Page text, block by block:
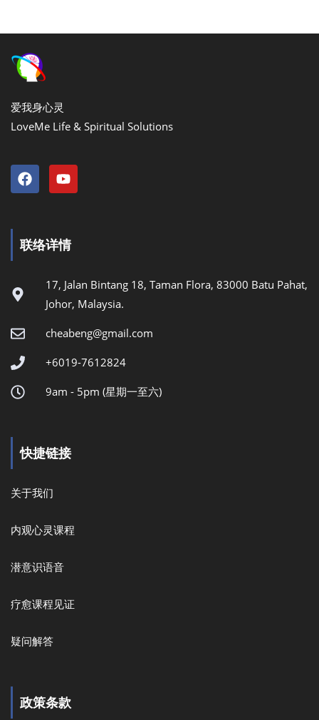
爱我身心灵
LoveMe Life & Spiritual Solutions
联络详情
17, Jalan Bintang 18, Taman Flora, 83000 Batu Pahat,
Johor, Malaysia.
cheabeng@gmail.com
+6019-7612824
9am - 5pm (星期一至六)
快捷链接
关于我们
内观心灵课程
潜意识语音
疗愈课程见证
疑问解答
政策条款